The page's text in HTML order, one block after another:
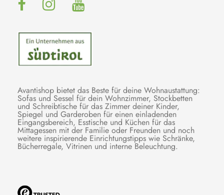
Avantishop bietet das Beste für deine Wohnaustattung:
Sofas und Sessel für dein Wohnzimmer, Stockbetten
und Schreibtische für das Zimmer deiner Kinder,
Spiegel und Garderoben für einen einladenden
Eingangsbereich, Esstische und Küchen für das
Mittagessen mit der Familie oder Freunden und noch
weitere inspirierende Einrichtungstipps wie Schränke,
Bücherregale, Vitrinen und interne Beleuchtung.